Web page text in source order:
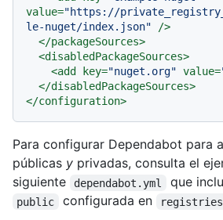
value="https://
le-nuget/index.json" />
</packageSources>
<disabledPackageSources>
<add key="nuget.org" value=
</disabledPackageSources>
</configuration>
Para configurar Dependabot para
públicas y privadas, consulta el
siguiente
dependabot.yml que
public configurada en registries